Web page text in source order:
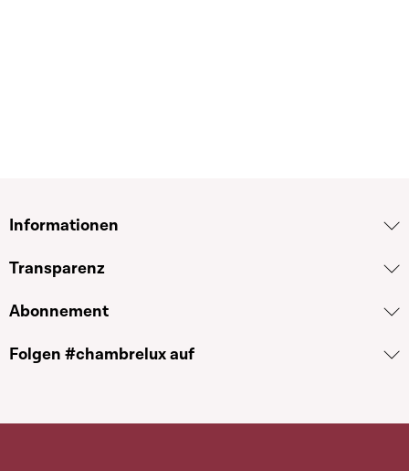
Informationen
Transparenz
Abonnement
Folgen #chambrelux auf